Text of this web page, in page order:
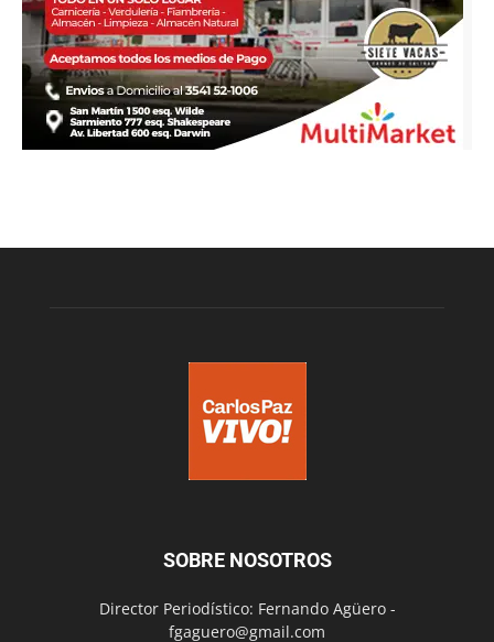
SOBRE NOSOTROS
Director Periodístico: Fernando Agüero -
fgaguero@gmail.com